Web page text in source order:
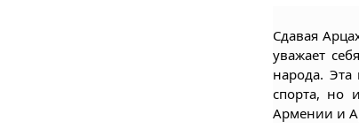
Сдавая
уважает
народа. Эта
спорта, но
Армении и